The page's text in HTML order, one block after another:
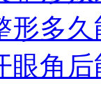
形多
眼角